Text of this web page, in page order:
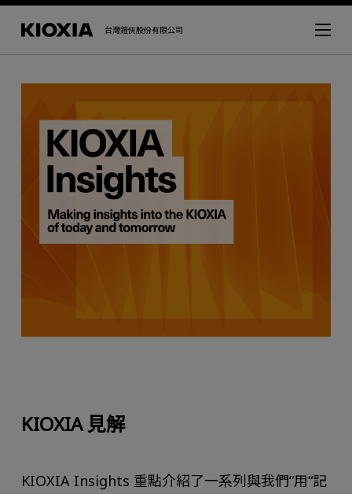
台灣鎧俠股份有限公司
KIOXIA 見解
KIOXIA Insights 重點介紹了一系列與我們“用“記